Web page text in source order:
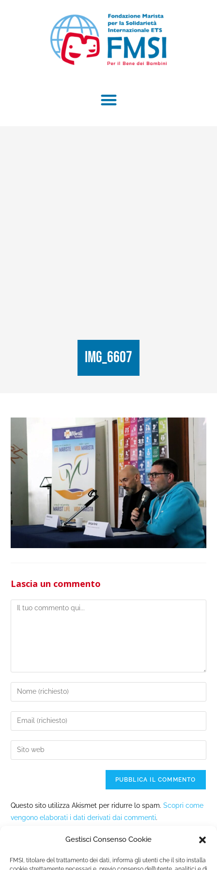
Gestisci Consenso Cookie
FMSI, titolare del trattamento dei dati, informa gli utenti che il sito installa
IMG_6607
Lascia un commento
Questo sito utilizza Akismet per ridurre lo spam.Scopri come
vengono elaborati i dati derivati dai commenti.